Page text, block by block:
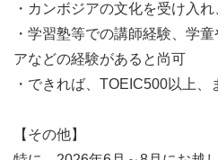
・カンボジアの文化を受け入
・学習塾等での講師経験、学
アなどの経験があると尚可
・できれば、TOEIC500以上
【その他】